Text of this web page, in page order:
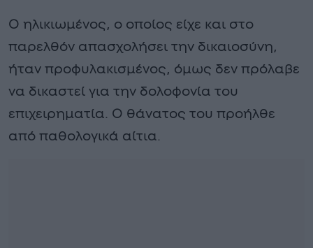
Ο ηλικιωμένος, ο οποίος είχε και στο
παρελθόν απασχολήσει την δικαιοσύνη,
ήταν προφυλακισμένος, όμως δεν πρόλαβε
να δικαστεί για την δολοφονία του
επιχειρηματία. Ο θάνατος του προήλθε
από παθολογικά αίτια.